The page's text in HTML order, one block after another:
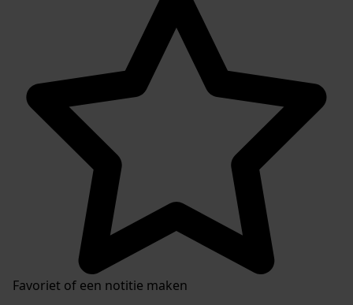
Favoriet of een notitie maken